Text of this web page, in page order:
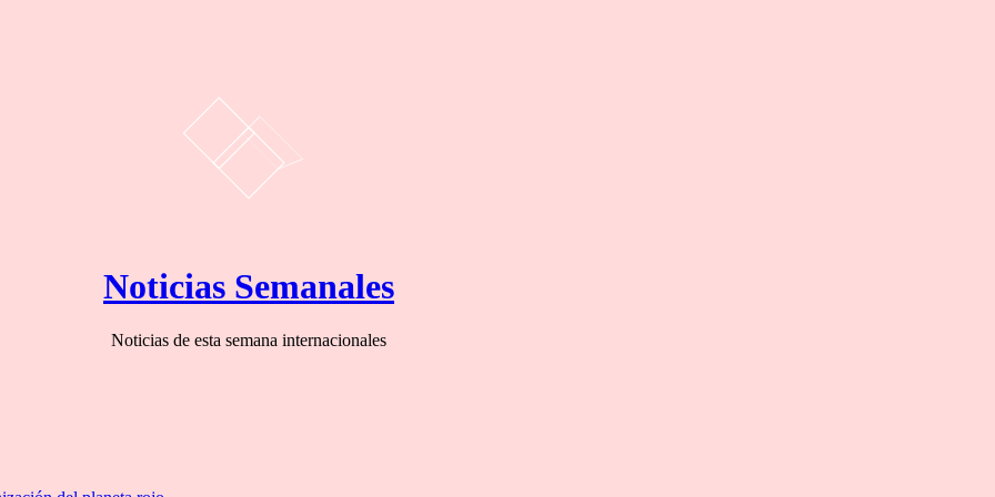
Noticias Semanales
Noticias de esta semana internacionales